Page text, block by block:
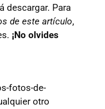
descargar. Para
de este artículo,
¡No olvides
fotos-de-
otro